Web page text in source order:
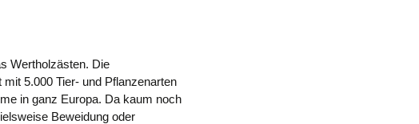
Wertholzästen. Die
5.000 Tier- und Pflanzenarten
in ganz Europa. Da kaum noch
Beweidung oder